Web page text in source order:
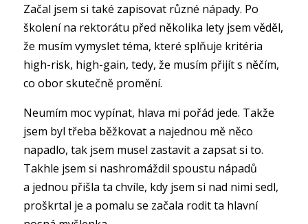
Začal jsem si také zapisovat různé nápady. Po
školení na rektorátu před několika lety jsem věděl,
že musím vymyslet téma, které splňuje kritéria
high-risk, high-gain, tedy, že musím přijít s něčím,
co obor skutečně promění.
Neumím moc vypínat, hlava mi pořád jede. Takže
jsem byl třeba běžkovat a najednou mě něco
napadlo, tak jsem musel zastavit a zapsat si to.
Takhle jsem si nashromáždil spoustu nápadů
a jednou přišla ta chvíle, kdy jsem si nad nimi sedl,
proškrtal je a pomalu se začala rodit ta hlavní